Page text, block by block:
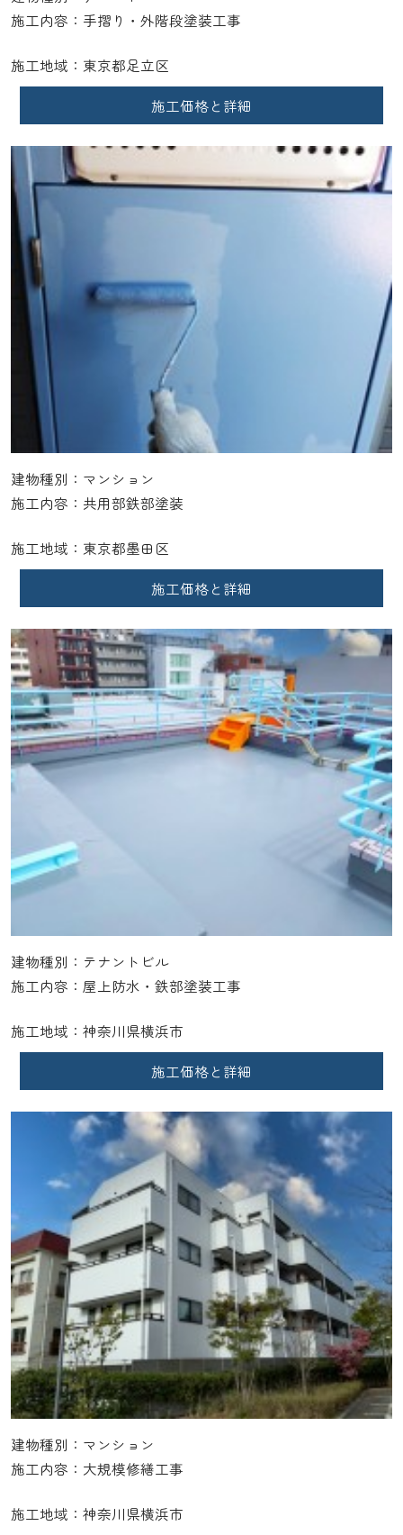
施工内容：手摺り・外階段塗装工事
施工地域：東京都足立区
施工価格と詳細
建物種別：マンション
施工内容：共用部鉄部塗装
施工地域：東京都墨田区
施工価格と詳細
建物種別：テナントビル
施工内容：屋上防水・鉄部塗装工事
施工地域：神奈川県横浜市
施工価格と詳細
建物種別：マンション
施工内容：大規模修繕工事
施工地域：神奈川県横浜市